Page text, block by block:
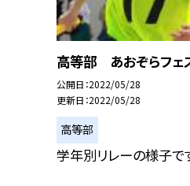
高等部 あおぞらフェ
公開日 2022/05/28
更新日 2022/05/28
高等部
学年別リレーの様子で